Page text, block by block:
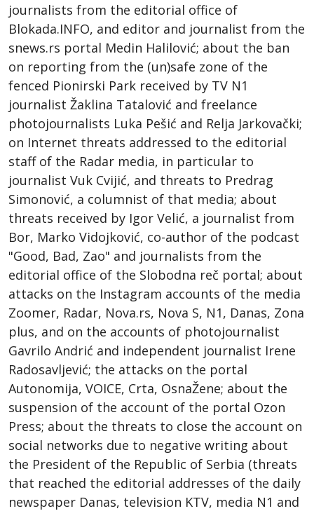
journalists from the editorial office of
Blokada.INFO, and editor and journalist from the
snews.rs portal Medin Halilović; about the ban
on reporting from the (un)safe zone of the
fenced Pionirski Park received by TV N1
journalist Žaklina Tatalović and freelance
photojournalists Luka Pešić and Relja Jarkovački;
on Internet threats addressed to the editorial
staff of the Radar media, in particular to
journalist Vuk Cvijić, and threats to Predrag
Simonović, a columnist of that media; about
threats received by Igor Velić, a journalist from
Bor, Marko Vidojković, co-author of the podcast
"Good, Bad, Zao" and journalists from the
editorial office of the Slobodna reč portal; about
attacks on the Instagram accounts of the media
Zoomer, Radar, Nova.rs, Nova S, N1, Danas, Zona
plus, and on the accounts of photojournalist
Gavrilo Andrić and independent journalist Irene
Radosavljević; the attacks on the portal
Autonomija, VOICE, Crta, OsnaŽene; about the
suspension of the account of the portal Ozon
Press; about the threats to close the account on
social networks due to negative writing about
the President of the Republic of Serbia (threats
that reached the editorial addresses of the daily
newspaper Danas, television KTV, media N1 and